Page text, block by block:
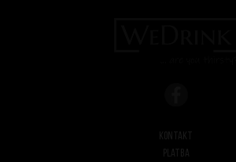
Kontakt
Platba